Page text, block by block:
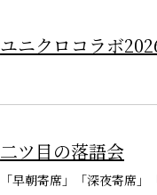
ユニクロコラボ
二ツ目の落語会
「早朝寄席」「深夜寄席